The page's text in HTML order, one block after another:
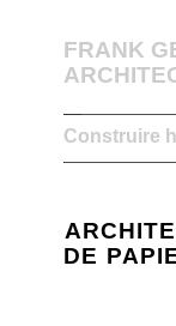
FRANK
Construire
DE